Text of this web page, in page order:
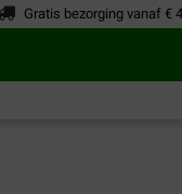
Gratis bezorging vanaf €